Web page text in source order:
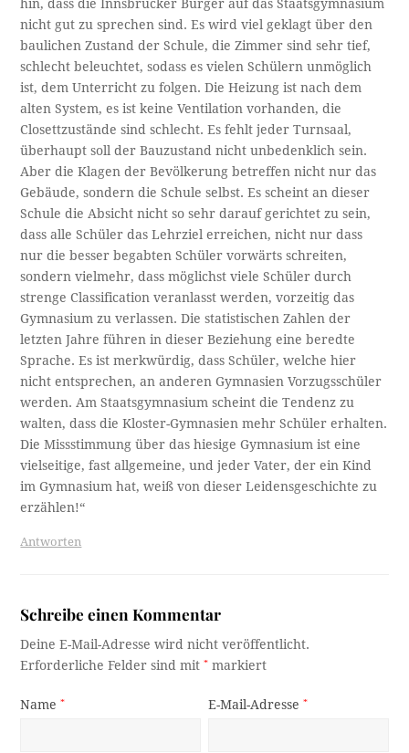
hin, dass die Innsbrucker Bürger auf das Staatsgymnasium
nicht gut zu sprechen sind. Es wird viel geklagt über den
baulichen Zustand der Schule, die Zimmer sind sehr tief,
schlecht beleuchtet, sodass es vielen Schülern unmöglich
ist, dem Unterricht zu folgen. Die Heizung ist nach dem
alten System, es ist keine Ventilation vorhanden, die
Closettzustände sind schlecht. Es fehlt jeder Turnsaal,
überhaupt soll der Bauzustand nicht unbedenklich sein.
Aber die Klagen der Bevölkerung betreffen nicht nur das
Gebäude, sondern die Schule selbst. Es scheint an dieser
Schule die Absicht nicht so sehr darauf gerichtet zu sein,
dass alle Schüler das Lehrziel erreichen, nicht nur dass
nur die besser begabten Schüler vorwärts schreiten,
sondern vielmehr, dass möglichst viele Schüler durch
strenge Classification veranlasst werden, vorzeitig das
Gymnasium zu verlassen. Die statistischen Zahlen der
letzten Jahre führen in dieser Beziehung eine beredte
Sprache. Es ist merkwürdig, dass Schüler, welche hier
nicht entsprechen, an anderen Gymnasien Vorzugsschüler
werden. Am Staatsgymnasium scheint die Tendenz zu
walten, dass die Kloster-Gymnasien mehr Schüler erhalten.
Die Missstimmung über das hiesige Gymnasium ist eine
vielseitige, fast allgemeine, und jeder Vater, der ein Kind
im Gymnasium hat, weiß von dieser Leidensgeschichte zu
erzählen!“
Antworten
Schreibe einen Kommentar
Deine E-Mail-Adresse wird nicht veröffentlicht.
Erforderliche Felder sind mit* markiert
Name* E-Mail-Adresse*